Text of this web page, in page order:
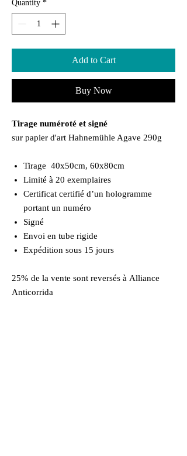
Quantity *
Add to Cart
Buy Now
Tirage numéroté et signé
sur papier d'art Hahnemühle Agave 290g
Tirage 40x50cm, 60x80cm
Limité à 20 exemplaires
Certificat certifié d’un hologramme
portant un numéro
Signé
Envoi en tube rigide
Expédition sous 15 jours
25% de la vente sont reversés à Alliance
Anticorrida